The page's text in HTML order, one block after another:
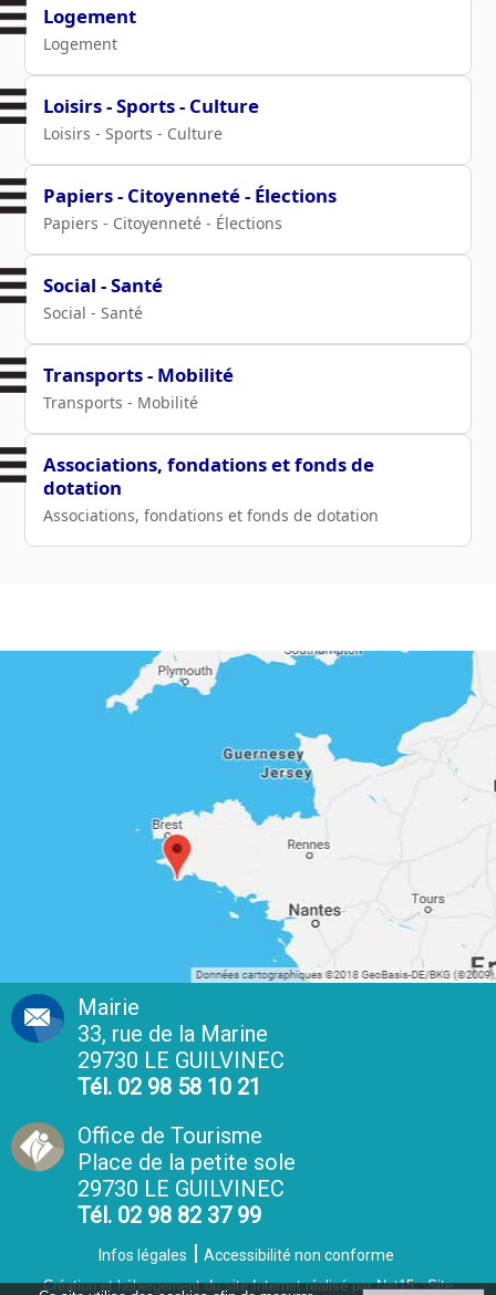
Logement
Logement
Loisirs - Sports - Culture
Loisirs - Sports - Culture
Papiers - Citoyenneté - Élections
Papiers - Citoyenneté - Élections
Social - Santé
Social - Santé
Transports - Mobilité
Transports - Mobilité
Associations, fondations et fonds de
dotation
Associations, fondations et fonds de dotation
Mairie
33, rue de la Marine
29730 LE GUILVINEC
Tél. 02 98 58 10 21
Office de Tourisme
Place de la petite sole
29730 LE GUILVINEC
Tél. 02 98 82 37 99
Infos légales Accessibilité non conforme
Création et hébergement du site Internet réalisé par Net15-Site